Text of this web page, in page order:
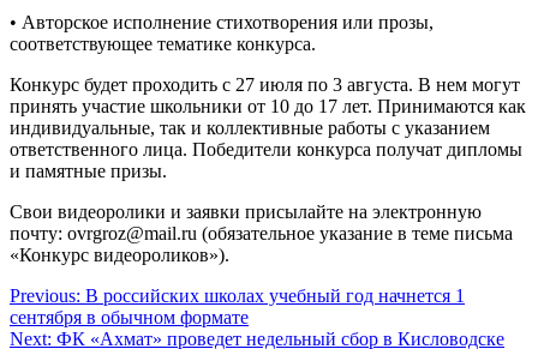
• Авторское исполнение стихотворения или прозы,
соответствующее тематике конкурса.
Конкурс будет проходить с 27 июля по 3 августа. В нем могут
принять участие школьники от 10 до 17 лет. Принимаются как
индивидуальные, так и коллективные работы с указанием
ответственного лица. Победители конкурса получат дипломы
и памятные призы.
Свои видеоролики и заявки присылайте на электронную
почту: ovrgroz@mail.ru (обязательное указание в теме письма
«Конкурс видеороликов»).
Навигация
по
Previous: В российских школах учебный год начнется 1
сентября в обычном формате
Next: ФК «Ахмат» проведет недельный сбор в Кисловодске